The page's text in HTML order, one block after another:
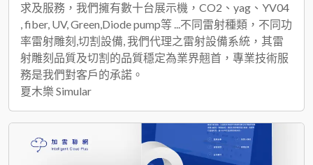
求及服務，我們擁有數十台展示機，CO2、yag、YV04
, fiber, UV, Green,Diode pump等 ...不同雷射種類，不同功
率雷射雕刻,切割設備, 我們代理之雷射設備系統，其雷
射雕刻品質及切割的品質穩定為業界翹首，專業技術服
務是我們對客戶的承諾。
夏木樂 Simular